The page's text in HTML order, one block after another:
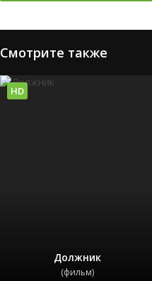
Смотрите также
Должник
(фильм)
HD